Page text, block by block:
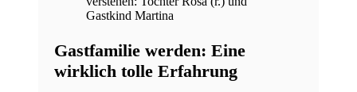
Gastfamilie werden: Eine
wirklich tolle Erfahrung